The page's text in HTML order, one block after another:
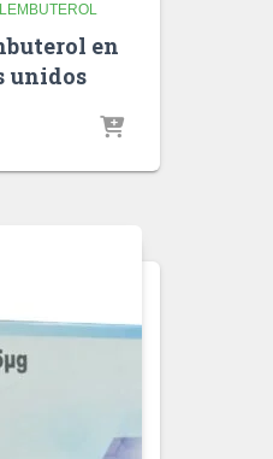
en
unidos